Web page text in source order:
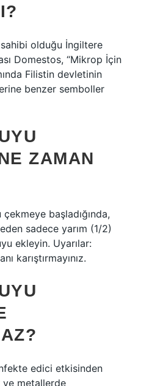
sahibi olduğu İngiltere
Domestos, “Mikrop İçin
Filistin devletinin
benzer semboller
ZAMAN
başladığında,
sadece yarım (1/2)
ekleyin. Uyarılar:
karıştırmayınız.
edici etkisinden
metallerde